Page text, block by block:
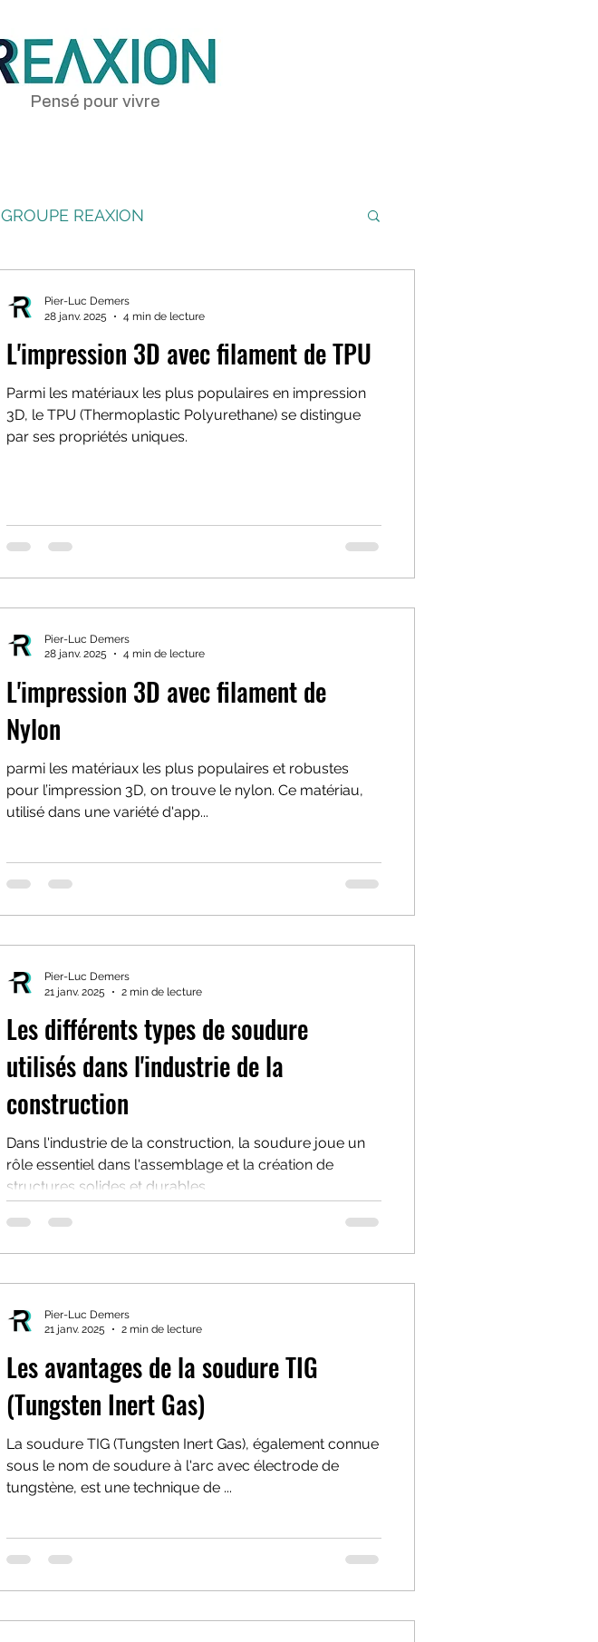
Pensé pour vivre
GROUPE REAXION
L'impression 3D avec filament de TPU
Parmi les matériaux les plus populaires en impression
3D, le TPU (Thermoplastic Polyurethane) se distingue
par ses propriétés uniques.
Pier-Luc Demers
28 janv. 2025
4 min de lecture
L'impression 3D avec filament de
Nylon
parmi les matériaux les plus populaires et robustes
pour l’impression 3D, on trouve le nylon. Ce matériau,
utilisé dans une variété d'app...
Pier-Luc Demers
28 janv. 2025
4 min de lecture
Les différents types de soudure
utilisés dans l'industrie de la
construction
Dans l'industrie de la construction, la soudure joue un
rôle essentiel dans l'assemblage et la création de
structures solides et durables...
Pier-Luc Demers
21 janv. 2025
2 min de lecture
Les avantages de la soudure TIG
(Tungsten Inert Gas)
La soudure TIG (Tungsten Inert Gas), également connue
sous le nom de soudure à l'arc avec électrode de
tungstène, est une technique de ...
Pier-Luc Demers
21 janv. 2025
2 min de lecture